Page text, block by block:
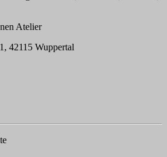
Atelier
42115 Wuppertal